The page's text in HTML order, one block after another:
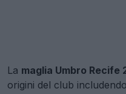
La maglia Umbro Recife
origini del club